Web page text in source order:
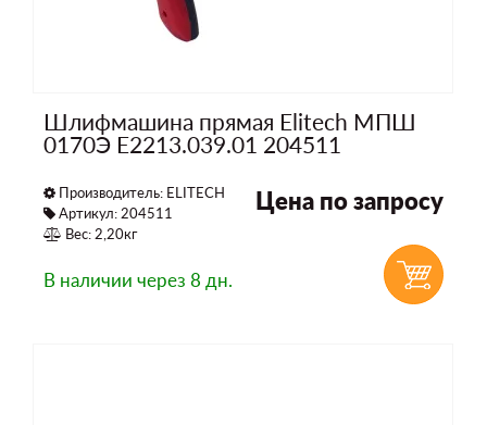
Шлифмашина прямая Elitech МПШ
0170Э E2213.039.01 204511
Производитель: ELITECH
Артикул: 204511
Вес: 2,20кг
Цена по запросу
В наличии через 8 дн.